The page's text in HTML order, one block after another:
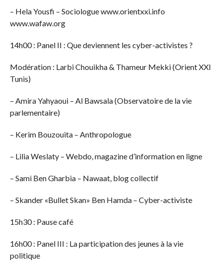
– Hela Yousfi – Sociologue www.orientxxi.info
www.wafaw.org
14h00 : Panel II : Que deviennent les cyber-activistes ?
Modération : Larbi Chouikha & Thameur Mekki (Orient XXI
Tunis)
– Amira Yahyaoui – Al Bawsala (Observatoire de la vie
parlementaire)
– Kerim Bouzouita – Anthropologue
– Lilia Weslaty – Webdo, magazine d’information en ligne
– Sami Ben Gharbia – Nawaat, blog collectif
– Skander «Bullet Skan» Ben Hamda – Cyber-activiste
15h30 : Pause café
16h00 : Panel III : La participation des jeunes à la vie
politique